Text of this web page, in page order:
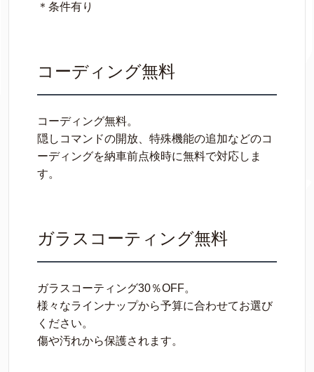
＊条件有り
コーディング無料
コーディング無料。
隠しコマンドの開放、特殊機能の追加などのコ
ーディングを納車前点検時に無料で対応しま
す。
ガラスコーティング無料
ガラスコーティング30％OFF。
様々なラインナップから予算に合わせてお選び
ください。
傷や汚れから保護されます。